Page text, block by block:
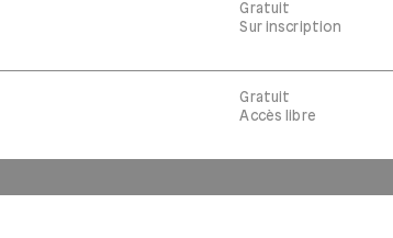
Gratuit
Sur inscription
Gratuit
Accès libre